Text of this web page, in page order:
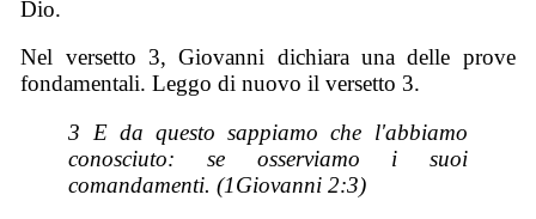
Dio.
Nel versetto 3, Giovanni dichiara una delle prove
fondamentali. Leggo di nuovo il versetto 3.
3 E da questo sappiamo che l'abbiamo
conosciuto: se osserviamo i suoi
comandamenti. (1Giovanni 2:3)